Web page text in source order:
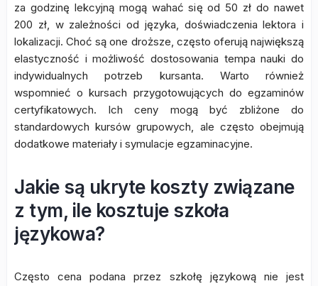
za godzinę lekcyjną mogą wahać się od 50 zł do nawet
200 zł, w zależności od języka, doświadczenia lektora i
lokalizacji. Choć są one droższe, często oferują największą
elastyczność i możliwość dostosowania tempa nauki do
indywidualnych potrzeb kursanta. Warto również
wspomnieć o kursach przygotowujących do egzaminów
certyfikatowych. Ich ceny mogą być zbliżone do
standardowych kursów grupowych, ale często obejmują
dodatkowe materiały i symulacje egzaminacyjne.
Jakie są ukryte koszty związane
z tym, ile kosztuje szkoła
językowa?
Często cena podana przez szkołę językową nie jest